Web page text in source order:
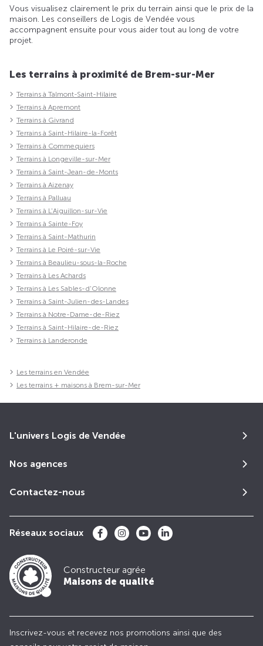
Vous visualisez clairement le prix du terrain ainsi que le prix de la
maison. Les conseillers de Logis de Vendée vous
accompagnent ensuite pour vous aider tout au long de votre
projet.
Les terrains à proximité de Brem-sur-Mer
Terrains à Talmont-Saint-Hilaire
Terrains à Apremont
Terrains à Givrand
Terrains à Saint-Hilaire-la-Forêt
Terrains à Commequiers
Terrains à Longeville-sur-Mer
Terrains à Saint-Jean-de-Monts
Terrains à Aizenay
Terrains à Palluau
Terrains à L'Aiguillon-sur-Vie
Terrains à Sainte-Foy
Terrains à Saint-Mathurin
Terrains à Le Poiré-sur-Vie
Terrains à Beaulieu-sous-la-Roche
Terrains à Les Achards
Terrains à Les Sables-d'Olonne
Terrains à Saint-Julien-des-Landes
Terrains à Notre-Dame-de-Riez
Terrains à Saint-Hilaire-de-Riez
Terrains à Landeronde
Les terrains en Vendée
Les terrains + maisons à Brem-sur-Mer
L'univers Logis de Vendée
Nos agences
Contactez-nous
Réseaux sociaux
Constructeur agrée
Maisons de qualité
Inscrivez-vous et recevez nos promotions ainsi que des